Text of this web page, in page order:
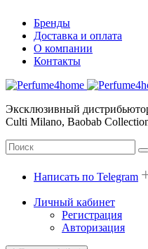
Бренды
Доставка и оплата
О компании
Контакты
Эксклюзивный
Culti Milano, Baobab
Написать по Telegram
Личный кабинет
Регистрация
Авторизация